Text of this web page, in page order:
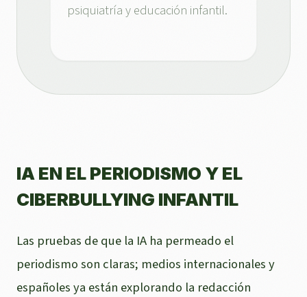
psiquiatría y educación infantil.
IA EN EL PERIODISMO Y EL
CIBERBULLYING INFANTIL
Las pruebas de que la IA ha permeado el
periodismo son claras; medios internacionales y
españoles ya están explorando la redacción